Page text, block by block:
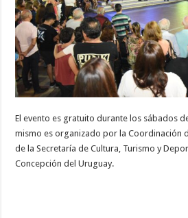
El evento es gratuito durante los sábados
mismo es organizado por la Coordinación
de la Secretaría de Cultura, Turismo y
Concepción del Uruguay.